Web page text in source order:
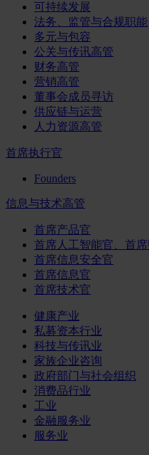
可持续发展
法务、监管与合规职能
多元与包容
公关与传讯高管
财务高管
营销高管
董事会成员寻访
供应链与运营
人力资源高管
首席执行官
Founders
信息与技术高管
首席产品官
首席人工智能官、首
首席信息安全官
首席信息官
首席技术官
健康产业
私募资本行业
科技与传讯业
家族企业咨询
政府部门与社会组织
消费品行业
工业
金融服务业
服务业